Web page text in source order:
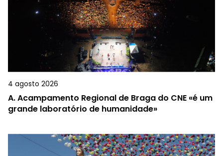
4 agosto 2026
A.Acampamento Regional de Braga do CNE «é um
grande laboratório de humanidade»